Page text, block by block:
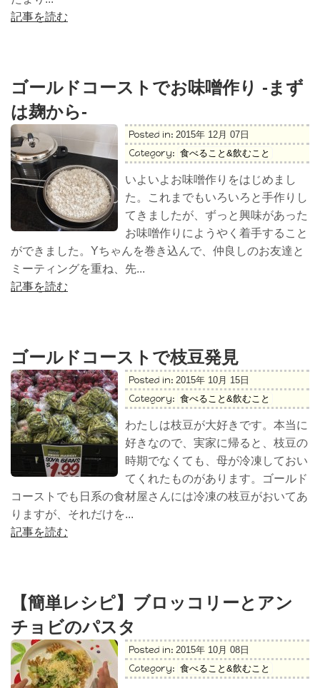
記事を読む
ゴールドコーストでお味噌作り -まず
は麹から-
Posted in: 2015年 12月 07日
Category: 食べること&飲むこと
いよいよお味噌作りをはじめまし
た。これまでもいろいろと手作りし
てきましたが、ずっと興味があった
お味噌作りにようやく着手すること
ができました。Yちゃんを巻き込んで、仲良しのお友達と
ミーティングを重ね、先...
記事を読む
ゴールドコーストで枝豆発見
Posted in: 2015年 10月 15日
Category: 食べること&飲むこと
わたしは枝豆が大好きです。本当に
好きなので、実家に帰ると、枝豆の
時期でなくても、母が冷凍しておい
てくれたものがあります。ゴールド
コーストでも日系の食材屋さんには冷凍の枝豆がおいてあ
りますが、それだけを...
記事を読む
【簡単レシピ】ブロッコリーとアン
チョビのパスタ
Posted in: 2015年 10月 08日
Category: 食べること&飲むこと